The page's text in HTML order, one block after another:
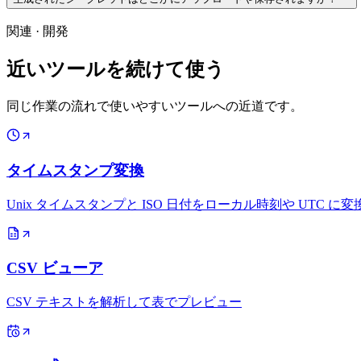
関連 · 開発
近いツールを続けて使う
同じ作業の流れで使いやすいツールへの近道です。
タイムスタンプ変換
Unix タイムスタンプと ISO 日付をローカル時刻や UTC に変
CSV ビューア
CSV テキストを解析して表でプレビュー